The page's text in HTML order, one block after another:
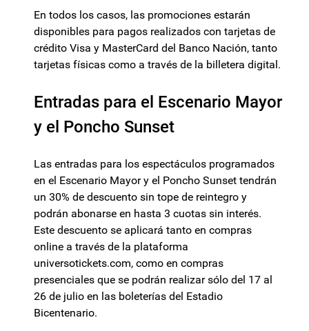
En todos los casos, las promociones estarán
disponibles para pagos realizados con tarjetas de
crédito Visa y MasterCard del Banco Nación, tanto
tarjetas físicas como a través de la billetera digital.
Entradas para el Escenario Mayor
y el Poncho Sunset
Las entradas para los espectáculos programados
en el Escenario Mayor y el Poncho Sunset tendrán
un 30% de descuento sin tope de reintegro y
podrán abonarse en hasta 3 cuotas sin interés.
Este descuento se aplicará tanto en compras
online a través de la plataforma
universotickets.com, como en compras
presenciales que se podrán realizar sólo del 17 al
26 de julio en las boleterías del Estadio
Bicentenario.